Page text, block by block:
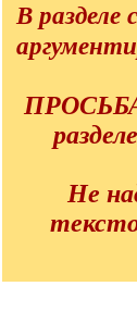
В разделе
Не